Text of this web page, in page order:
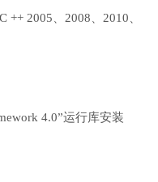
++ 2005、2008、2010、
4.0”运行库安装